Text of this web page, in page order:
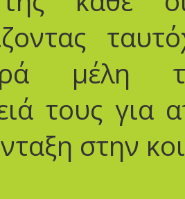
μέλη
τους για
στην